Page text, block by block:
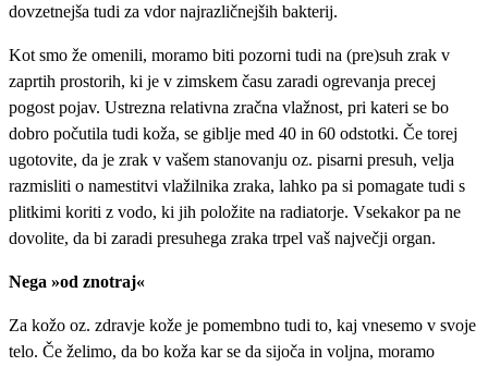
dovzetnejša tudi za vdor najrazličnejših bakterij.
Kot smo že omenili, moramo biti pozorni tudi na (pre)suh zrak v
zaprtih prostorih, ki je v zimskem času zaradi ogrevanja precej
pogost pojav. Ustrezna relativna zračna vlažnost, pri kateri se bo
dobro počutila tudi koža, se giblje med 40 in 60 odstotki. Če torej
ugotovite, da je zrak v vašem stanovanju oz. pisarni presuh, velja
razmisliti o namestitvi vlažilnika zraka, lahko pa si pomagate tudi s
plitkimi koriti z vodo, ki jih položite na radiatorje. Vsekakor pa ne
dovolite, da bi zaradi presuhega zraka trpel vaš največji organ.
Nega »od znotraj«
Za kožo oz. zdravje kože je pomembno tudi to, kaj vnesemo v svoje
telo. Če želimo, da bo koža kar se da sijoča in voljna, moramo